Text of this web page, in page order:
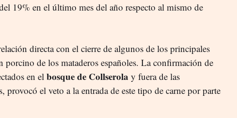
19% en el último mes del año respecto al mismo de
directa con el cierre de algunos de los principales
porcino de los mataderos españoles. La confirmación de
en el bosque de Collserola y fuera de las
provocó el veto a la entrada de este tipo de carne por parte